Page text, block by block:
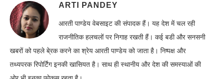
ARTI PANDEY
आरती पाण्डेय वेबसाइट की संपादक हैं। यह देश में चल रही
राजनीतिक हलचलों पर निगाह रखती हैं। कई बडी और सनसनी
खबरों को पहले बे्रक करने का श्रेय आरती पाण्डेय को जाता है। निष्पक्ष और
तथ्यपरक रिपोर्टिंग इनकी खासियत है। साथ ही स्थानीय और देश की समस्याओं की